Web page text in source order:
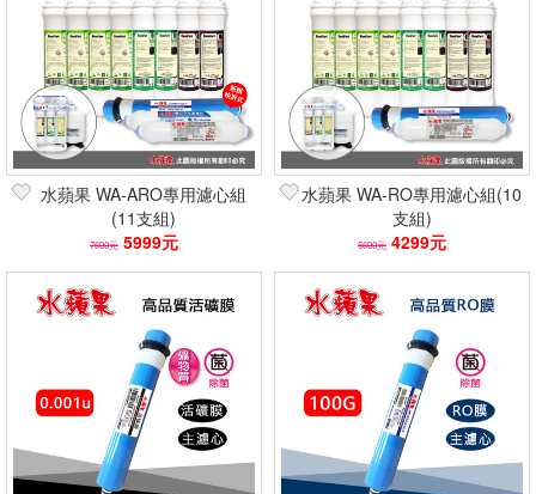
水蘋果 WA-ARO專用濾心組
(11支組)
7600元 5999元
水蘋果 WA-RO專用濾心組(10
支組)
5600元 4299元